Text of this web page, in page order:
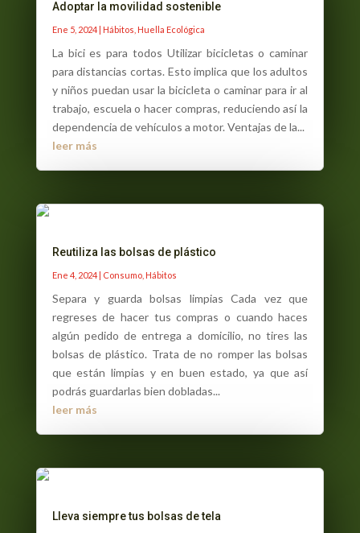
Adoptar la movilidad sostenible
Ene 5, 2024| Hábitos Huella Ecológica
La bici es para todos Utilizar bicicletas o caminar
para distancias cortas. Esto implica que los adultos
y niños puedan usar la bicicleta o caminar para ir al
trabajo, escuela o hacer compras, reduciendo así la
dependencia de vehículos a motor. Ventajas de la...
leer más
Reutiliza las bolsas de plástico
Ene 4, 2024| Consumo, Hábitos
Separa y guarda bolsas limpias Cada vez que
regreses de hacer tus compras o cuando haces
algún pedido de entrega a domicilio, no tires las
bolsas de plástico. Trata de no romper las bolsas
que están limpias y en buen estado, ya que así
podrás guardarlas bien dobladas...
leer más
Lleva siempre tus bolsas de tela